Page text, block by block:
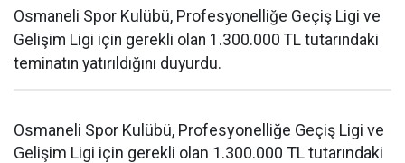
Osmaneli Spor Kulübü, Profesyonelliğe Geçiş Ligi ve
Gelişim Ligi için gerekli olan 1.300.000 TL tutarındaki
teminatın yatırıldığını duyurdu.
Osmaneli Spor Kulübü, Profesyonelliğe Geçiş Ligi ve
Gelişim Ligi için gerekli olan 1.300.000 TL tutarındaki